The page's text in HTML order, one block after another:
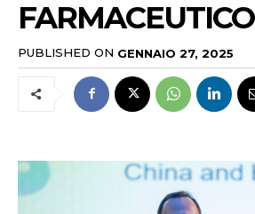
FARMACEUTICO
PUBLISHED ON GENNAIO 27, 2025